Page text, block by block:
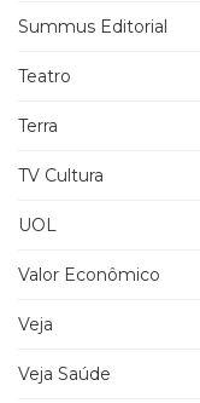
Summus Editorial
Teatro
Terra
TV Cultura
UOL
Valor Econômico
Veja
Veja Saúde